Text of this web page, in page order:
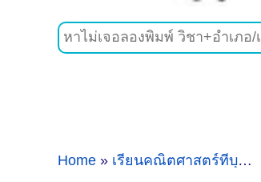
Home » เรียนคณิตศาสตร์ที่บุรีรัมย์